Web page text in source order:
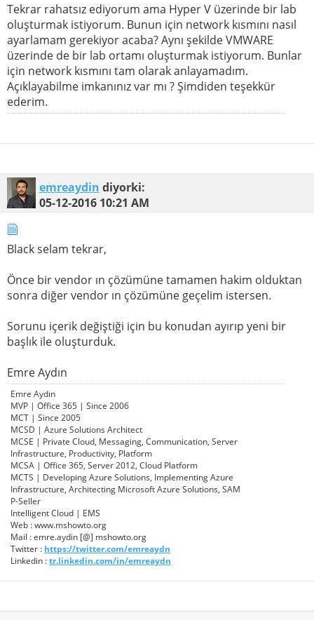
Tekrar rahatsız ediyorum ama Hyper V üzerinde bir lab
oluşturmak istiyorum. Bunun için network kısmını nasıl
ayarlamam gerekiyor acaba? Aynı şekilde VMWARE
üzerinde de bir lab ortamı oluşturmak istiyorum. Bunlar
için network kısmını tam olarak anlayamadım.
Açıklayabilme imkanınız var mı ? Şimdiden teşekkür
ederim.
emreaydin diyorki:
05-12-2016 10:21 AM
Black selam tekrar,
Önce bir vendor ın çözümüne tamamen hakim olduktan
sonra diğer vendor ın çözümüne geçelim istersen.
Sorunu içerik değiştiği için bu konudan ayırıp yeni bir
başlık ile oluşturduk.
Emre Aydın
Emre Aydın
MVP | Office 365 | Since 2006
MCT | Since 2005
MCSD | Azure Solutions Architect
MCSE | Private Cloud, Messaging, Communication, Server
Infrastructure, Productivity, Platform
MCSA | Office 365, Server 2012, Cloud Platform
MCTS | Developing Azure Solutions, Implementing Azure
Infrastructure, Architecting Microsoft Azure Solutions, SAM
P-Seller
Intelligent Cloud | EMS
Web : www.mshowto.org
Mail : emre.aydin [@] mshowto.org
Twitter : https://twitter.com/emreaydn
Linkedin :tr.linkedin.com/in/emreaydn